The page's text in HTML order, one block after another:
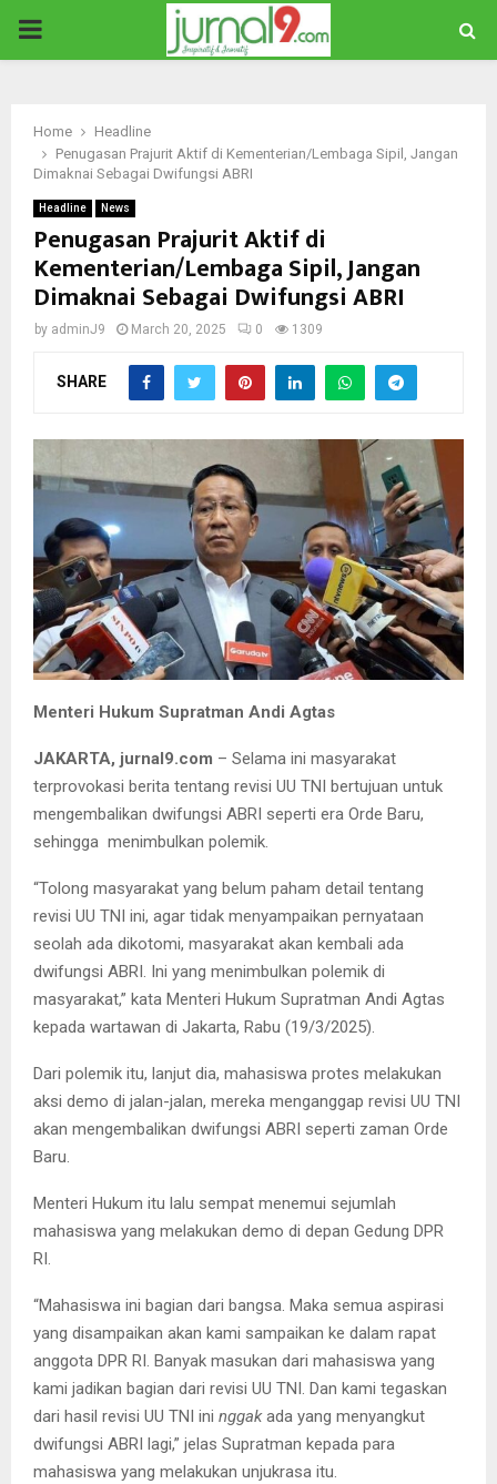
PRIMARY
Home
Headline
Penugasan Prajurit Aktif di Kementerian/Lembaga Sipil, Jangan
Dimaknai Sebagai Dwifungsi ABRI
Headline News
Penugasan Prajurit Aktif di
Kementerian/Lembaga Sipil, Jangan
Dimaknai Sebagai Dwifungsi ABRI
by adminJ9 March 20, 2025 0 1309
SHARE
Menteri Hukum Supratman Andi Agtas
JAKARTA, jurnal9.com – Selama ini masyarakat
terprovokasi berita tentang revisi UU TNI bertujuan untuk
mengembalikan dwifungsi ABRI seperti era Orde Baru,
sehingga menimbulkan polemik.
“Tolong masyarakat yang belum paham detail tentang
revisi UU TNI ini, agar tidak menyampaikan pernyataan
seolah ada dikotomi, masyarakat akan kembali ada
dwifungsi ABRI. Ini yang menimbulkan polemik di
masyarakat,” kata Menteri Hukum Supratman Andi Agtas
kepada wartawan di Jakarta, Rabu (19/3/2025).
Dari polemik itu, lanjut dia, mahasiswa protes melakukan
aksi demo di jalan-jalan, mereka menganggap revisi UU TNI
akan mengembalikan dwifungsi ABRI seperti zaman Orde
Baru.
Menteri Hukum itu lalu sempat menemui sejumlah
mahasiswa yang melakukan demo di depan Gedung DPR
RI.
“Mahasiswa ini bagian dari bangsa. Maka semua aspirasi
yang disampaikan akan kami sampaikan ke dalam rapat
anggota DPR RI. Banyak masukan dari mahasiswa yang
kami jadikan bagian dari revisi UU TNI. Dan kami tegaskan
dari hasil revisi UU TNI ini nggakada yang menyangkut
dwifungsi ABRI lagi,” jelas Supratman kepada para
mahasiswa yang melakukan unjukrasa itu.